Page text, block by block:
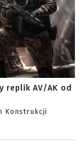
replik AV/AK od
Konstrukcji